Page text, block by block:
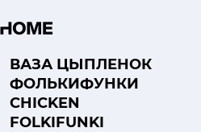
ВАЗА ЦЫПЛЕНОК
ФОЛЬКИФУНКИ
CHICKEN
FOLKIFUNKI